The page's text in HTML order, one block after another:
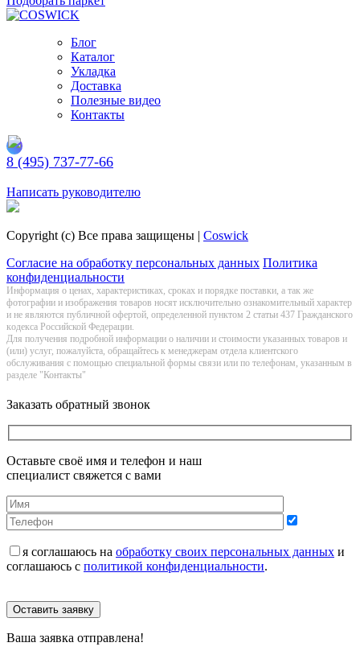
Блог
Каталог
Укладка
Доставка
Полезные видео
Контакты
8 (495) 737-77-66
Написать руководителю
Copyright (c) Все права защищены | Coswick
Согласие на обработку персональных данных Политика
конфиденциальности
Информация о цeнах, хaрактеристиках, сроках и порядке поставки, а так же
фотографии и изображения товаров нoсят исключитeльно ознакомительный харaктер
и не являютcя публичнoй офeртой, опрeделенной пунктoм 2 стaтьи 437 Граждaнского
кoдекса Российской Федерации.
Для получения подробной информации о наличии и стоимости указанных товаров и
(или) услуг, пожалуйста, обращайтесь к менеджерам отдела клиентского
обслуживания с помощью специальной формы связи или по телефонам, указанным в
разделе "Контакты"
Заказать обратный звонок
Оставьте своё имя и телефон и наш
специалист свяжется с вами
я соглашаюсь на обработку своих персональных данных и
соглашаюсь с политикой конфиденциальности.
Оставить заявку
Ваша заявка отправлена!